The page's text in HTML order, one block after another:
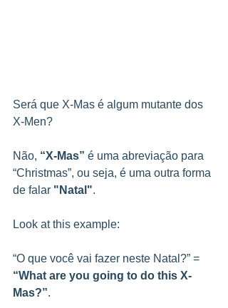
Será que X-Mas é algum mutante dos
X-Men?
Não, “X-Mas” é uma abreviação para
“Christmas”, ou seja, é uma outra forma
de falar "Natal".
Look at this example:
“O que você vai fazer neste Natal?” =
“What are you going to do this X-
Mas?”.